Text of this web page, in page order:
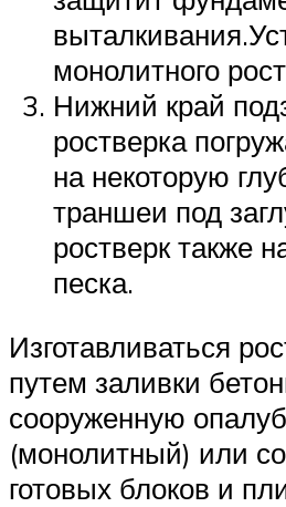
монолитного
Нижний край
ростверка
на некоторую
траншеи под
ростверк также
песка.
Изготавливаться
путем заливки
сооруженную
(монолитный) или
готовых блоков и